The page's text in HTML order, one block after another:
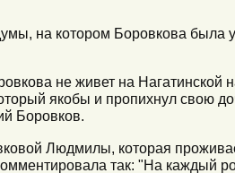
на котором Боровкова была
не живет на Нагатинской
якобы и пропихнул свою
Боровков.
Людмилы, которая
так: "На каждый